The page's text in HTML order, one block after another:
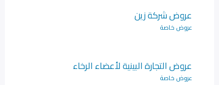
عروض شركة زين
عروض خاصة
عروض التجارة البينية لأعضاء الرخاء
عروض خاصة